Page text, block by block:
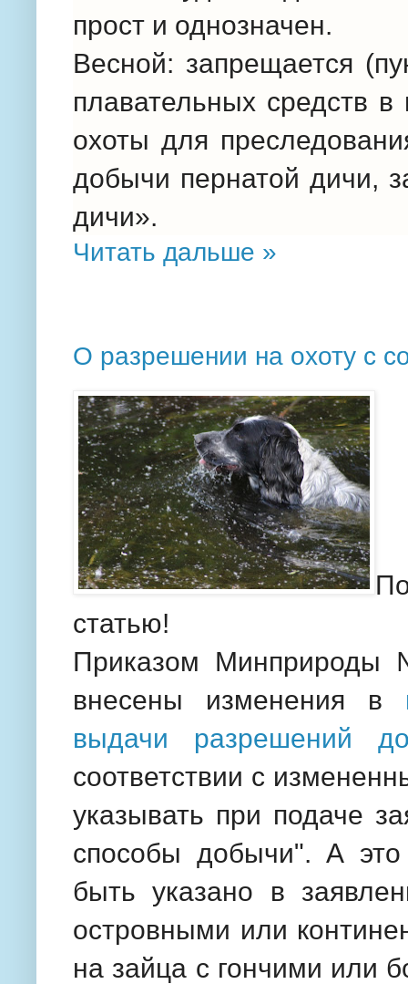
прост и однозначен.
Весной: запрещается
плавательных средств
охоты для
добычи пернатой дичи,
дичи».
Читать дальше »
О разрешении на охоту с
статью!
Приказом
внесены изменения в
выдачи разрешений
соответствии с
указывать при подаче
способы добычи". А
быть указано в
островными или
на зайца с гончими или